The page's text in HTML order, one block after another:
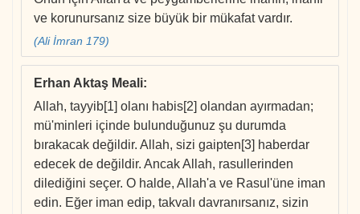
ve korunursanız size büyük bir mükafat vardır.
(Ali İmran 179)
Erhan Aktaş Meali:
Allah, tayyib[1] olanı habis[2] olandan ayırmadan;
mü'minleri içinde bulunduğunuz şu durumda
bırakacak değildir. Allah, sizi gaipten[3] haberdar
edecek de değildir. Ancak Allah, rasullerinden
dilediğini seçer. O halde, Allah'a ve Rasul'üne iman
edin. Eğer iman edip, takvalı davranırsanız, sizin